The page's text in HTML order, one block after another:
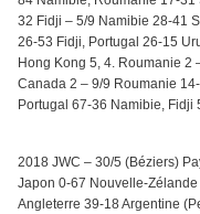
32 Fidji – 5/9 Namibie 28-41
26-53 Fidji, Portugal 26-15
Hong Kong 5, 4. Roumanie 2
Canada 2 – 9/9 Roumanie
Portugal 67-36 Namibie, Fidji
2018 JWC – 30/5 (Béziers)
Japon 0-67 Nouvelle-
Angleterre 39-18 Argentine